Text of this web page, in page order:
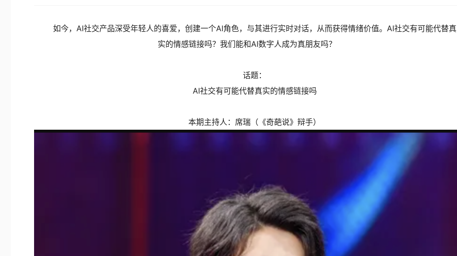
如今，AI社交产品深受年轻人的喜爱，创建一个AI角色，与其进行实时对话，从而获得情绪价值。AI社交有可能代替真
实的情感链接吗？我们能和AI数字人成为真朋友吗？
话题：
AI社交有可能代替真实的情感链接吗
本期主持人：席瑞（《奇葩说》辩手）
恰同学少年｜让我们走进充满有趣想象